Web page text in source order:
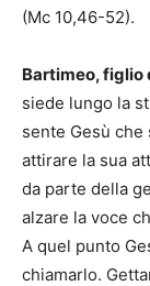
(Mc 10,46-52).
Bartimeo, figlio
siede lungo la
sente Gesù
attirare la sua
da parte della
alzare la voce
A quel punto
chiamarlo.